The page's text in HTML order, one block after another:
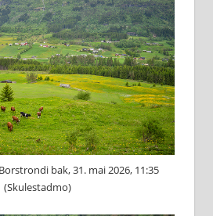
bak, 31. mai 2026, 11:35
(Skulestadmo)